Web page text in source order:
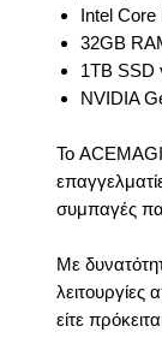
Intel Core
32GB
1TB SSD
NVIDIA
Το
συμπαγές
Με
είτε